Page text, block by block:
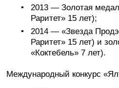
2013 — Золотая
Раритет» 15 лет);
2014 — «Звезда
Раритет» 15 лет) и
«Коктебель» 7 лет).
Международный конкурс